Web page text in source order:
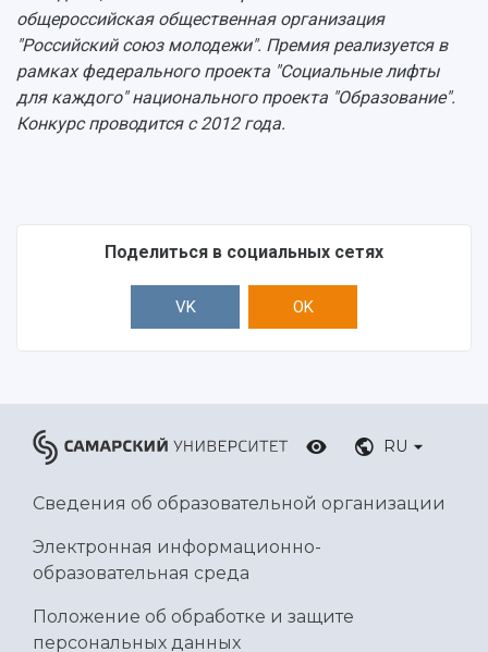
общероссийская общественная организация
"Российский союз молодежи". Премия реализуется в
рамках федерального проекта "Социальные лифты
для каждого" национального проекта "Образование".
Конкурс проводится с 2012 года.
Поделиться в социальных сетях
VK OK
RU
Сведения об образовательной организации
Электронная информационно-
образовательная среда
Положение об обработке и защите
персональных данных